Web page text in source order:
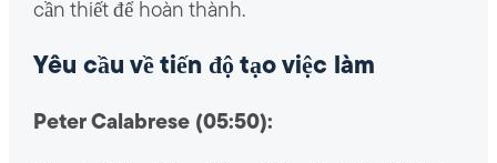
cần thiết để hoàn thành.
Yêu cầu về tiến độ tạo việc làm
Peter Calabrese (05:50):